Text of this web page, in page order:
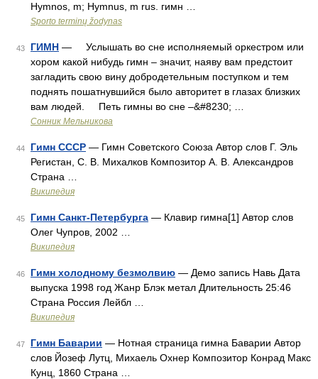
Hymnos, m; Hymnus, m rus. гимн …
Sporto terminų žodynas
43 ГИМН — Услышать во сне исполняемый оркестром или
хором какой нибудь гимн – значит, наяву вам предстоит
загладить свою вину добродетельным поступком и тем
поднять пошатнувшийся было авторитет в глазах близких
вам людей. Петь гимны во сне –&#8230; …
Сонник Мельникова
44 Гимн СССР — Гимн Советского Союза Автор слов Г. Эль
Регистан, С. В. Михалков Композитор А. В. Александров
Страна …
Википедия
45 Гимн Санкт-Петербурга — Клавир гимна[1] Автор слов
Олег Чупров, 2002 …
Википедия
46 Гимн холодному безмолвию — Демо запись Навь Дата
выпуска 1998 год Жанр Блэк метал Длительность 25:46
Страна Россия Лейбл …
Википедия
47 Гимн Баварии — Нотная страница гимна Баварии Автор
слов Йозеф Лутц, Михаель Охнер Композитор Конрад Макс
Кунц, 1860 Страна …